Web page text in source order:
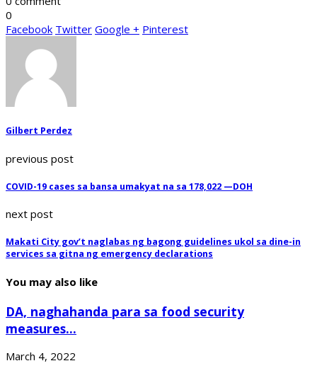
0
Facebook Twitter Google + Pinterest
Gilbert Perdez
previous post
COVID-19 cases sa bansa umakyat na sa 178,022 —DOH
next post
Makati City gov’t naglabas ng bagong guidelines ukol sa dine-in
services sa gitna ng emergency declarations
You may also like
DA, naghahanda para sa food security
measures...
March 4, 2022